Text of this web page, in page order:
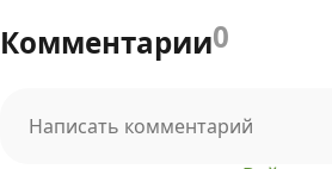
Комментарии0